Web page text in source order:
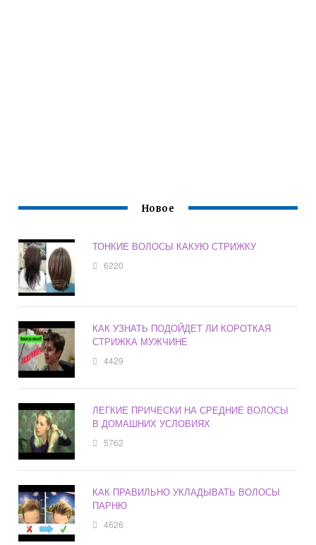
Новое
ТОНКИЕ ВОЛОСЫ КАКУЮ СТРИЖКУ
6220
КАК УЗНАТЬ ПОДОЙДЕТ ЛИ КОРОТКАЯ
СТРИЖКА МУЖЧИНЕ
4429
ЛЕГКИЕ ПРИЧЕСКИ НА СРЕДНИЕ ВОЛОСЫ
В ДОМАШНИХ УСЛОВИЯХ
5762
КАК ПРАВИЛЬНО УКЛАДЫВАТЬ ВОЛОСЫ
ПАРНЮ
4626